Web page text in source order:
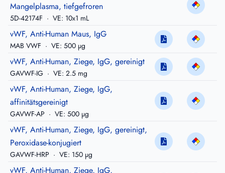
Mangelplasma, tiefgefroren
5D-42174F · VE: 10x1 mL
vWF, Anti-Human Maus, IgG
MAB VWF · VE: 500 µg
vWF, Anti-Human, Ziege, IgG, gereinigt
GAVWF-IG · VE: 2.5 mg
vWF, Anti-Human, Ziege, IgG,
affinitätsgereinigt
GAVWF-AP · VE: 500 µg
vWF, Anti-Human, Ziege, IgG, gereinigt,
Peroxidase-konjugiert
GAVWF-HRP · VE: 150 µg
vWF, Anti-Human, Ziege, IgG,